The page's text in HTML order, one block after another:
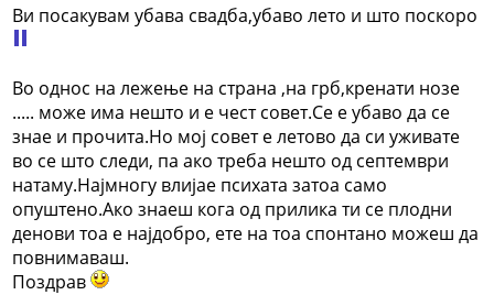
Ви посакувам убава свадба,убаво лето и што поскоро
Во однос на лежење на страна ,на грб,кренати нозе
..... може има нешто и е чест совет.Се е убаво да се
знае и прочита.Но мој совет е летово да си уживате
во се што следи, па ако треба нешто од септември
натаму.Најмногу влијае психата затоа само
опуштено.Ако знаеш кога од прилика ти се плодни
денови тоа е најдобро, ете на тоа спонтано можеш да
повнимаваш.
Поздрав